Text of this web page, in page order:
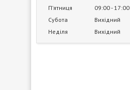
Пʼятниця
09:00 17:00
Субота
Вихідний
Неділя
Вихідний